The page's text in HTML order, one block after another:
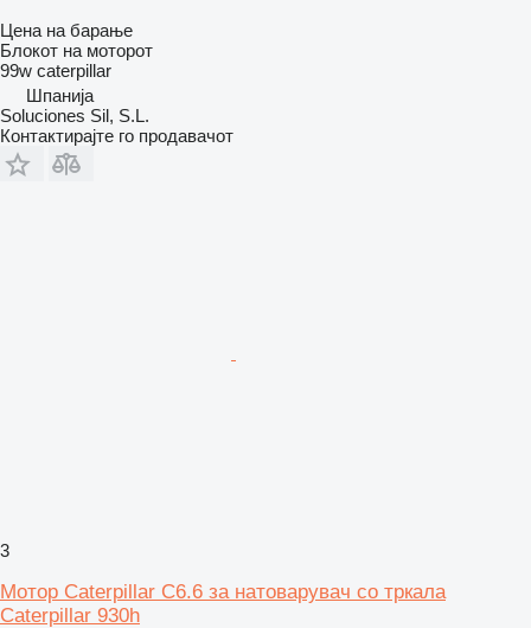
Цена на барање
Блокот на моторот
99w caterpillar
Шпанија
Soluciones Sil, S.L.
Контактирајте го продавачот
3
Мотор Caterpillar C6.6 за натоварувач со тркала
Caterpillar 930h